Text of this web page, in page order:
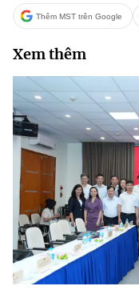
Thêm MST trên Google
Xem thêm